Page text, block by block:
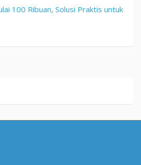
100 Ribuan, Solusi Praktis untuk